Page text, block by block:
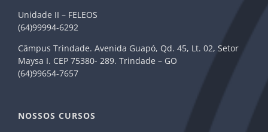
Unidade II – FELEOS
(64)99994-6292
Câmpus Trindade. Avenida Guapó, Qd. 45, Lt. 02, Setor
Maysa I. CEP 75380- 289. Trindade – GO
(64)99654-7657
NOSSOS CURSOS